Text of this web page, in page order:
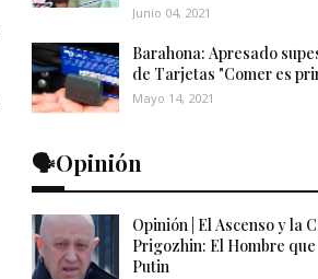
Junio 04, 2021
Barahona: Apresado
de Tarjetas "Comer es
Mayo 14, 2021
🗣️Opinión
Opinión | El Ascenso y la
Prigozhin: El Hombre
Putin